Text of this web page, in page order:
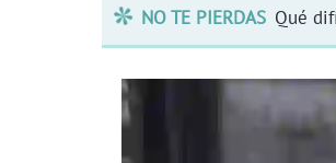
NO TE PIERDAS Qué